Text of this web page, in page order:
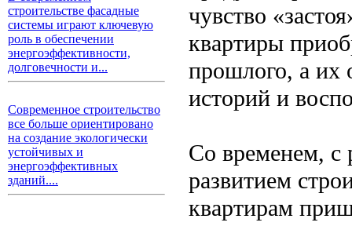
строительстве фасадные
системы играют ключевую
роль в обеспечении
энергоэффективности,
долговечности и...
Современное строительство
все больше ориентировано
на создание экологически
устойчивых и
энергоэффективных
зданий....
чувство
квартиры
прошлого, а их
историй и
Со временем, с
развитием
квартирам